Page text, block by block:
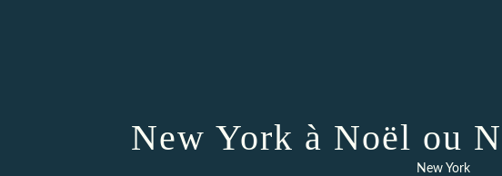
New York à Noël ou
New York